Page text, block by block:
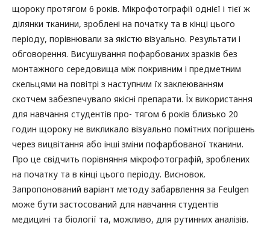
щороку протягом 6 років. Мікрофотографії однієї і тієї ж
ділянки тканини, зроблені на початку та в кінці цього
періоду, порівнювали за якістю візуально. Результати і
обговорення. Висушування пофарбованих зразків без
монтажного середовища між покривним і предметним
скельцями на повітрі з наступним їх заклеюванням
скотчем забезпечувало якісні препарати. Їх використання
для навчання студентів про- тягом 6 років близько 20
годин щороку не викликало візуально помітних погіршень
через вицвітання або інші зміни пофарбованої тканини.
Про це свідчить порівняння мікрофотографій, зроблених
на початку та в кінці цього періоду. Висновок.
Запропонований варіант методу забарвлення за Feulgen
може бути застосований для навчання студентів
медицині та біології та, можливо, для рутинних аналізів.